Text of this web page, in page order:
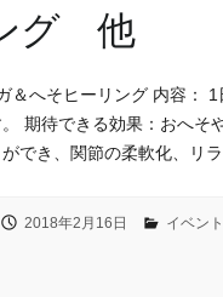
グ 他
＆へそヒーリング 内容：
期待できる効果：おへ
でき、関節の柔軟化、リ
2018年2月16日 イベント